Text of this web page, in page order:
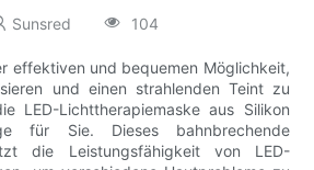
Sunsred 104
effektiven und bequemen Möglichkeit,
und einen strahlenden Teint zu
LED-Lichttherapiemaske aus Silikon
für Sie. Dieses bahnbrechende
die Leistungsfähigkeit von LED-